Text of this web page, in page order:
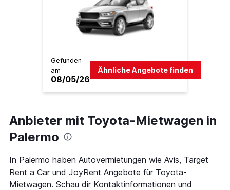
Gefunden
am
08/05/26
Ähnliche Angebote finden
Anbieter mit Toyota-Mietwagen in
Palermo
In Palermo haben Autovermietungen wie Avis, Target
Rent a Car und JoyRent Angebote für Toyota-
Mietwagen. Schau dir Kontaktinformationen und